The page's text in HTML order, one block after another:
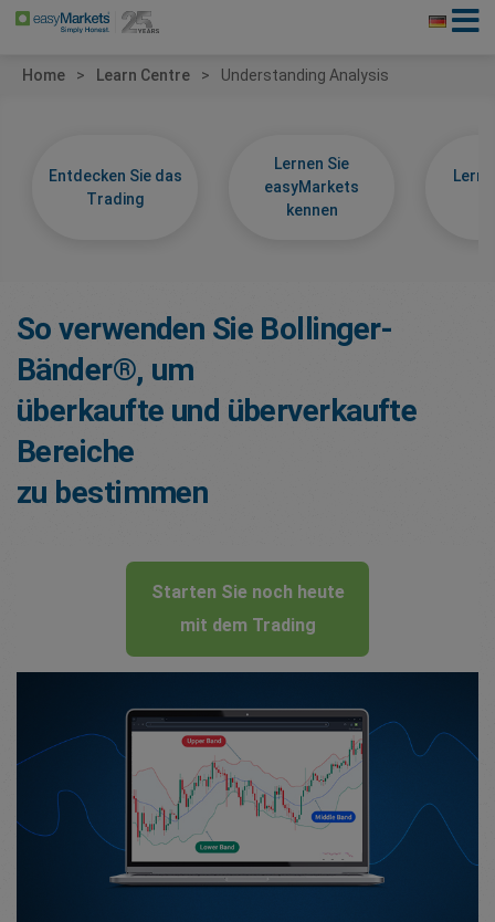
Home Learn Centre Understanding Analysis
Entdecken Sie das
Trading
Lernen Sie
easyMarkets
kennen
So verwenden Sie Bollinger-
Bänder®, um
überkaufte und überverkaufte
Bereiche
zu bestimmen
Starten Sie noch heute
mit dem Trading